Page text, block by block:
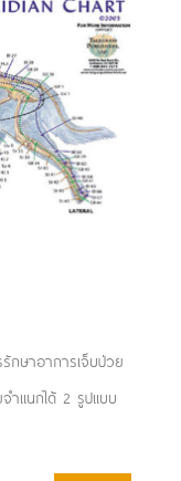
รักษาอาการเจ็บป่วย
ำแนกได้ 2 รูปแบบ